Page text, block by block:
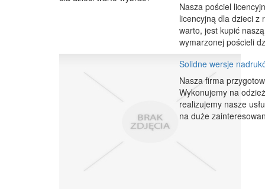
Nasza pościel
licencyjną dla dzieci z
warto, jest kupić
wymarzonej pościeli
Solidne wersje
Nasza firma
Wykonujemy na
realizujemy nasze
na duże